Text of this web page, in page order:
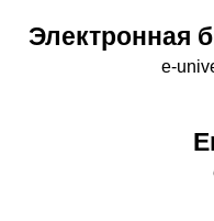
Электронная
e-